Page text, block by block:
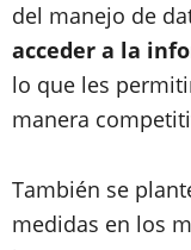
del manejo de
acceder a la
lo que les
manera
También se
medidas en los